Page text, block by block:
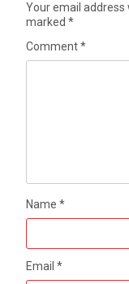
Your email address
marked*
Comment*
Name*
Email*